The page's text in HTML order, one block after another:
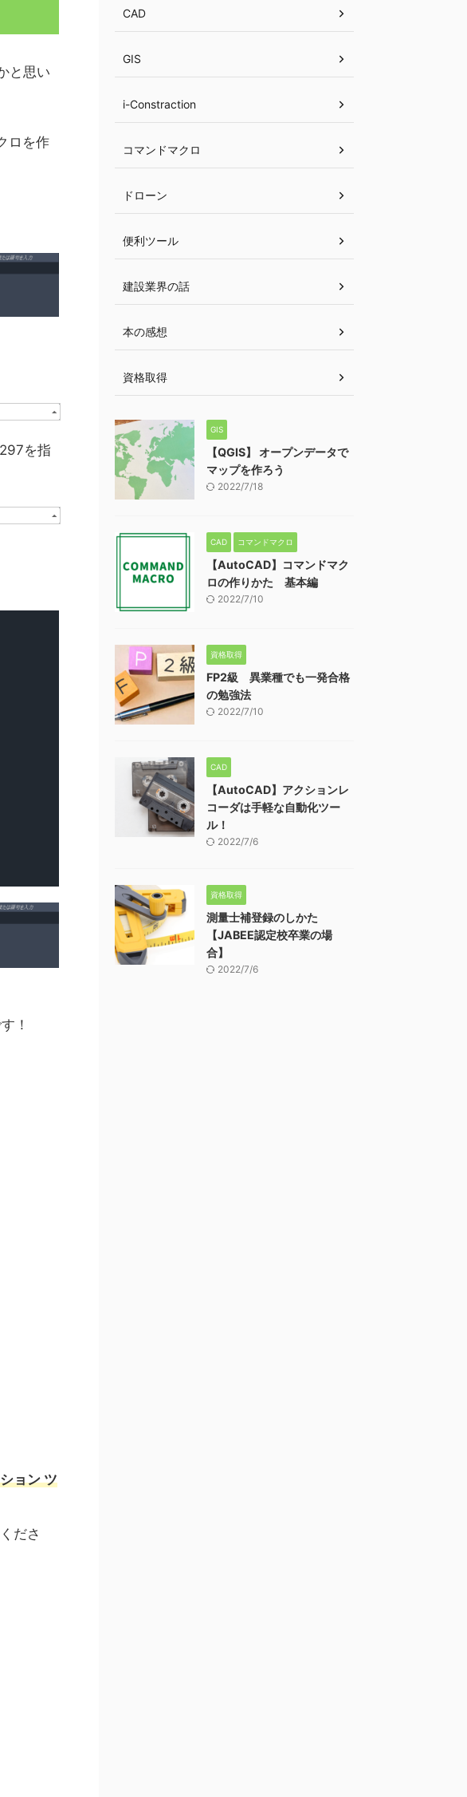
と思い
ロを作
を指
！
ョン ツ
ださ
CAD
GIS
i-Constraction
コマンドマクロ
ドローン
便利ツール
建設業界の話
本の感想
資格取得
GIS
【QGIS】 オープンデータで
マップを作ろう
2022/7/18
CAD コマンドマクロ
【AutoCAD】コマンドマク
ロの作りかた 基本編
2022/7/10
資格取得
FP2級 異業種でも一発合格
の勉強法
2022/7/10
CAD
【AutoCAD】アクションレ
コーダは手軽な自動化ツー
ル！
2022/7/6
資格取得
測量士補登録のしかた
【JABEE認定校卒業の場
合】
2022/7/6